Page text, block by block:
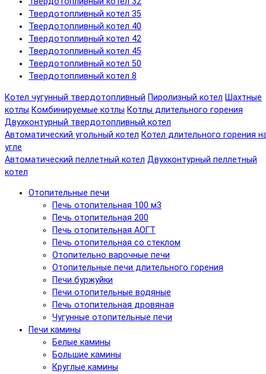
Твердотопливный котел 35
Твердотопливный котел 40
Твердотопливный котел 42
Твердотопливный котел 45
Твердотопливный котел 50
Твердотопливный котел 8
Котел чугунный твердотопливный Пиролизный котел Шахтные
котлы Комбинируемые котлы Котлы длительного горения
Двухконтурный твердотопливный котел
Автоматический угольный котел Котел длительного горения
угле
Автоматический пеллетный котел Двухконтурный пеллетный
котел
Отопительные печи
Печь отопительная 100 м3
Печь отопительная 200
Печь отопительная АОГТ
Печь отопительная со стеклом
Отопительно варочные печи
Отопительные печи длительного горения
Печи буржуйки
Печи отопительные водяные
Печь отопительная дровяная
Чугунные отопительные печи
Печи камины
Белые камины
Большие камины
Круглые камины